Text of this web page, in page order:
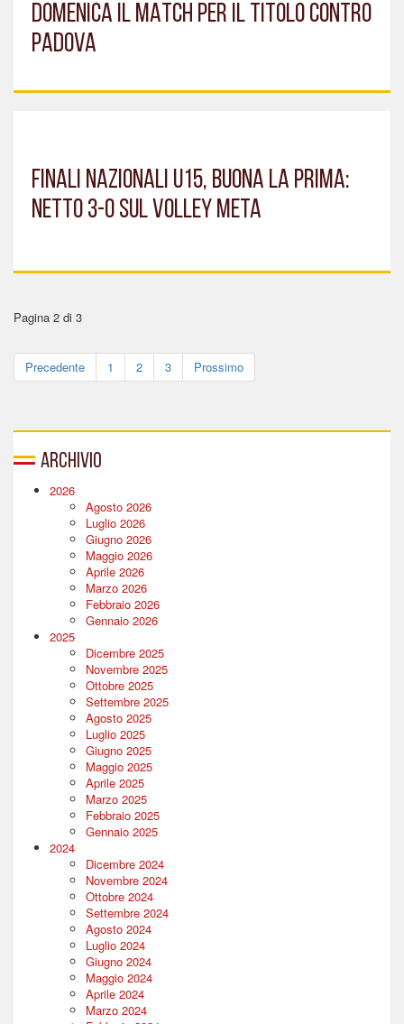
DOMENICA IL MATCH PER IL TITOLO CONTRO
PADOVA
FINALI NAZIONALI U15, BUONA LA PRIMA:
NETTO 3-0 SUL VOLLEY META
Pagina 2 di 3
Precedente 1 2 3 Prossimo
Archivio
2026
Agosto 2026
Luglio 2026
Giugno 2026
Maggio 2026
Aprile 2026
Marzo 2026
Febbraio 2026
Gennaio 2026
2025
Dicembre 2025
Novembre 2025
Ottobre 2025
Settembre 2025
Agosto 2025
Luglio 2025
Giugno 2025
Maggio 2025
Aprile 2025
Marzo 2025
Febbraio 2025
Gennaio 2025
2024
Dicembre 2024
Novembre 2024
Ottobre 2024
Settembre 2024
Agosto 2024
Luglio 2024
Giugno 2024
Maggio 2024
Aprile 2024
Marzo 2024